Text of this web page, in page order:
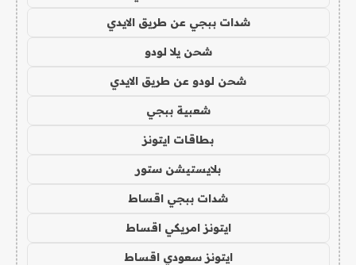
شدات ببجي عن طريق الايدي
شحن يلا لودو
شحن لودو عن طريق الايدي
شعبية ببجي
بطاقات ايتونز
بلايستيشن ستور
شدات ببجي اقساط
ايتونز امريكي اقساط
ايتونز سعودي اقساط